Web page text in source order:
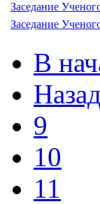
Заседание
Заседание
В
Назад
9
10
11